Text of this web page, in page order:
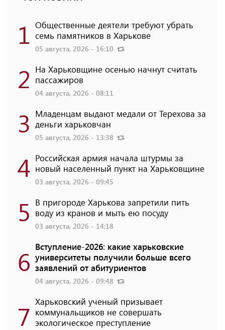
1 Общественные деятели требуют убрать
семь памятников в Харькове
05 августа, 2026 - 16:10
2 На Харьковщине осенью начнут считать
пассажиров
04 августа, 2026 - 08:11
3 Младенцам выдают медали от Терехова за
деньги харьковчан
05 августа, 2026 - 13:38
4 Российская армия начала штурмы за
новый населенный пункт на Харьковщине
03 августа, 2026 - 09:45
5 В пригороде Харькова запретили пить
воду из кранов и мыть ею посуду
03 августа, 2026 - 14:18
6 Вступление-2026: какие харьковские
университеты получили больше всего
заявлений от абитуриентов
04 августа, 2026 - 09:48
7 Харьковский ученый призывает
коммунальщиков не совершать
экологическое преступление